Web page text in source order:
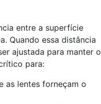
entre a superfície
Quando essa distância
ajustada para manter o
para:
as lentes forneçam o